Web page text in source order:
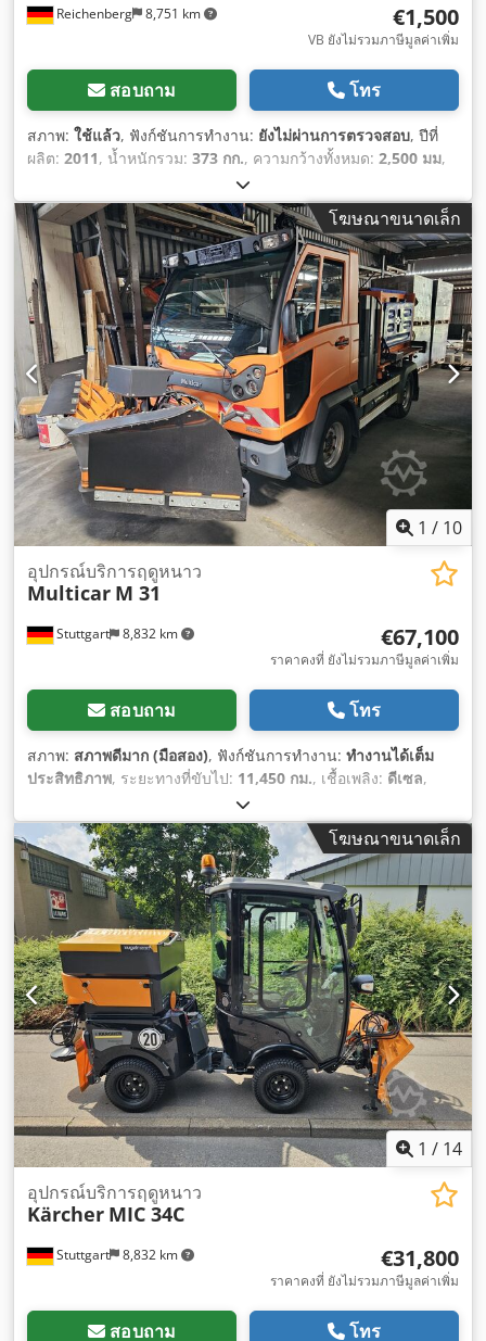
Reichenberg 8,751 km €1,500
VB ยังไม่รวมภาษีมูลค่าเพิ่ม
สอบถาม โทร
สภาพ: ใช้แล้ว, ฟังก์ชันการทำงาน: ยังไม่ผ่านการตรวจสอบ, ปีที่
ผลิต: 2011, น้ำหนักรวม: 373 กก., ความกว้างทั้งหมด: 2,500 มม,
โฆษณาขนาดเล็ก
1 / 10
Stuttgart 8,832 km
อุปกรณ์บริการฤดูหนาว
Multicar M 31
€67,100
ราคาคงที่ ยังไม่รวมภาษีมูลค่าเพิ่ม
สอบถาม โทร
สภาพ: สภาพดีมาก (มือสอง), ฟังก์ชันการทำงาน: ทำงานได้เต็ม
ประสิทธิภาพ, ระยะทางที่ขับไป: 11,450 กม., เชื้อเพลิง: ดีเซล,
, ระดับชั้นการปล่อยมลพิษ:
ผลิต:2021, อุปกรณ์:ขับเคลื่อนทุกล้อ, เครื่องปรับอากาศ, แผ่น
กรองเขม่า, ไฮดรอลิก, โฆษณาขนาดเล็ก
1 / 14
Stuttgart 8,832 km
อุปกรณ์บริการฤดูหนาว
Kärcher MIC 34C
€31,800
ราคาคงที่ ยังไม่รวมภาษีมูลค่าเพิ่ม
สอบถาม โทร